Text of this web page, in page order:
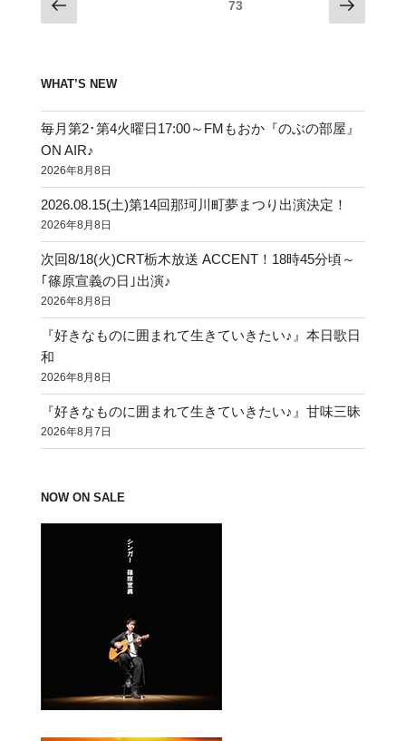
稿
ペ
ジ
送
り
の
ジ
固定ページ73
の
WHAT’S NEW
毎月第2･第4火曜日17:00～FMもおか『のぶの部屋』
ON AIR♪
2026年8月8日
2026.08.15(土)第14回那珂川町夢まつり出演決定！
2026年8月8日
次回8/18(火)CRT栃木放送 ACCENT！18時45分頃～
｢篠原宣義の日｣出演♪
2026年8月8日
『好きなものに囲まれて生きていきたい♪』本日歌日
和
2026年8月8日
『好きなものに囲まれて生きていきたい♪』甘味三昧
2026年8月7日
NOW ON SALE